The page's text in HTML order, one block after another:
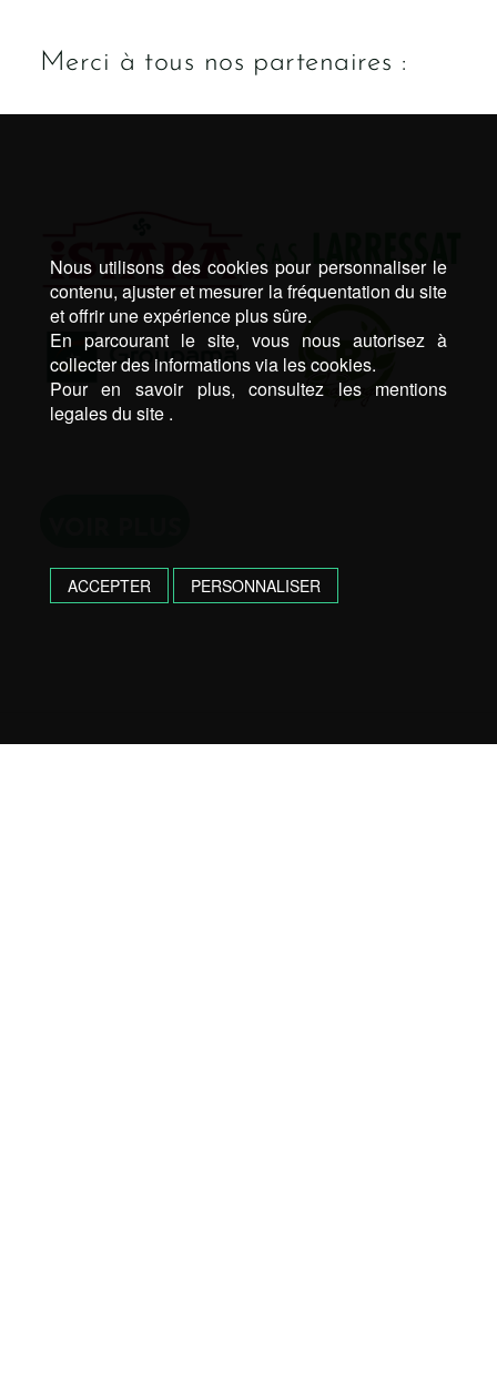
Merci à tous nos partenaires :
Nous utilisons des cookies pour personnaliser le
contenu, ajuster et mesurer la fréquentation du site
et offrir une expérience plus sûre.
En parcourant le site, vous nous autorisez à
collecter des informations via les cookies.
Pour en savoir plus, consultez les mentions
legales du site .
ACCEPTER PERSONNALISER